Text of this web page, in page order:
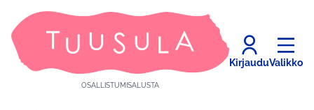
OSALLISTUMISALUSTA
KirjauduValikko